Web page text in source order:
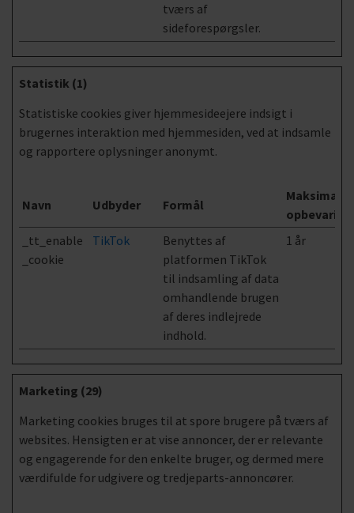
tværs af
sideforespørgsler.
Statistik (1)
Statistiske cookies giver hjemmesideejere indsigt i
brugernes interaktion med hjemmesiden, ved at indsamle
og rapportere oplysninger anonymt.
Navn Udbyder Formål
Maksimal
_tt_enable
_cookie
TikTok
Benyttes af
platformen TikTok
til indsamling af data
omhandlende brugen
af deres indlejrede
indhold.
1 år
Marketing (29)
Marketing cookies bruges til at spore brugere på tværs af
websites. Hensigten er at vise annoncer, der er relevante
og engagerende for den enkelte bruger, og dermed mere
værdifulde for udgivere og tredjeparts-annoncører.